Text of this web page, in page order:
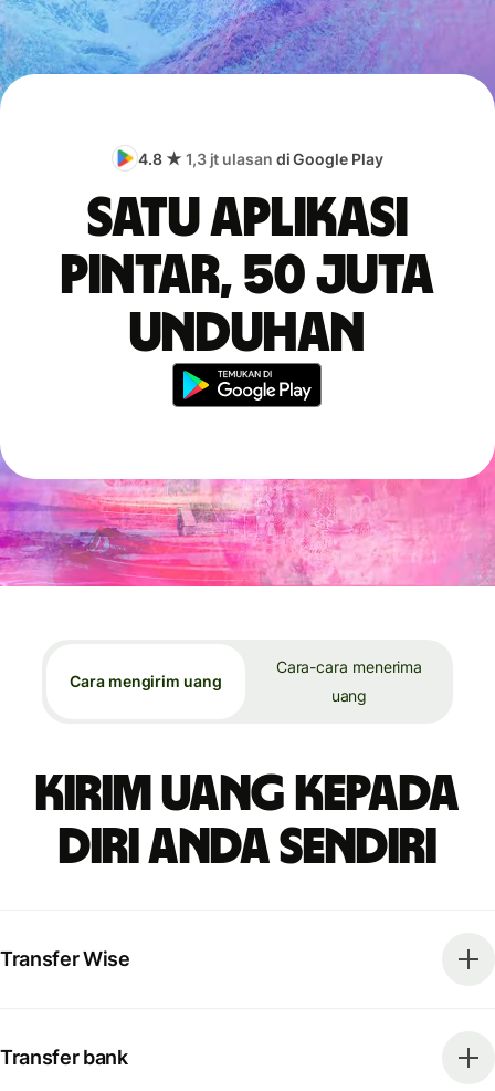
4.8 ★ 1,3 jt ulasan di Google Play
Satu aplikasi
pintar, 50 juta
unduhan
Cara mengirim uang
Cara-cara menerima
uang
Kirim uang kepada
diri Anda sendiri
Transfer Wise
Transfer bank